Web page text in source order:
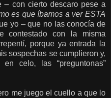
– con cierto descaro pese a
es que íbamos a ver ESTA
yo – que no las conocía de
contestado con la misma
porque ya entrada la
sospechas se cumplieron y,
celo, las “preguntonas”
me juego el cuello a que lo